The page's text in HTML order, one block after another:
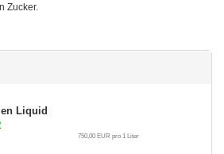
Zucker.
Liquid
750,00 EUR pro 1 Liter